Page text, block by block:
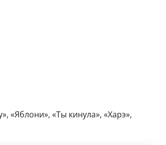
«Яблони», «Ты кинула», «Харэ»,